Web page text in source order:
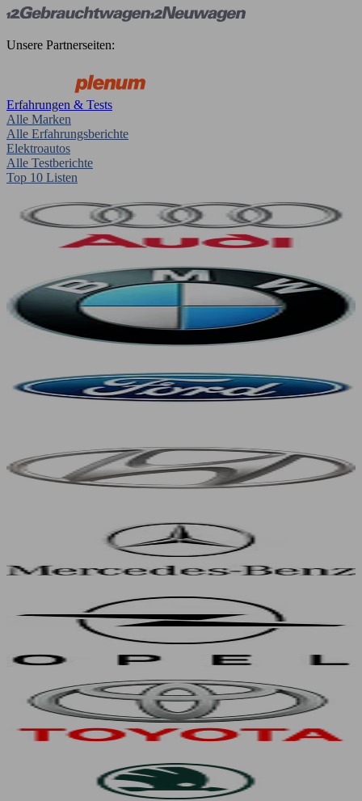
Unsere Partnerseiten:
Erfahrungen & Tests
Alle Marken
Alle Erfahrungsberichte
Elektroautos
Alle Testberichte
Top 10 Listen